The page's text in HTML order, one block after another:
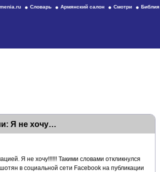
Словарь Армянский салон Смотри Библия
Я не хочу…
Я не хочу!!!!!! Такими словами откликнулся
в социальной сети Facebook на публикации